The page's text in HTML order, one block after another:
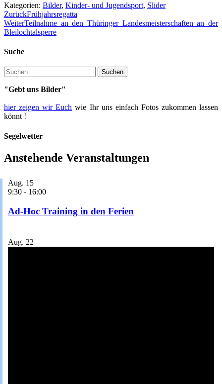
Kategorien: Bilder, Kinder- und Jugendsport, Slider
Beitragsnavigation
ZurückFrühjahrsregatta
WeiterTeilnahme an den Thüringer Landesmeisterschaften an der
Bleilochtalsperre
Suche
Suche
nach:
"Gebt uns Bilder"
hier zeigen wir Euch wie Ihr uns einfach Fotos zukommen lassen
könnt !
Segelwetter
Anstehende Veranstaltungen
Aug. 15
9:30 - 16:00
Ad-Hoc Training in den Ferien
Aug. 22